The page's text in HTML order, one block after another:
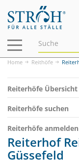
Navigation
ein-/ausblenden
Home Reithöfe
Reiterhöfe Übersicht
Reiterhöfe suchen
Reiterhöfe anmelden
Reiterhof
Güssefeld